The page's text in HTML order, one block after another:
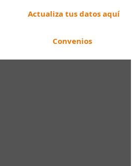
Actualiza tus datos aquí
Convenios